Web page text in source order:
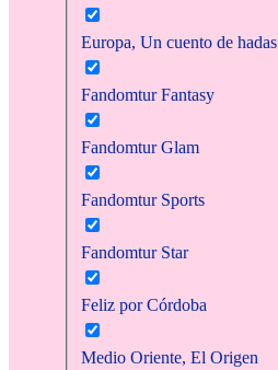
Europa, Un cuento de hadas
Fandomtur Fantasy
Fandomtur Glam
Fandomtur Sports
Fandomtur Star
Feliz por Córdoba
Medio Oriente, El Origen